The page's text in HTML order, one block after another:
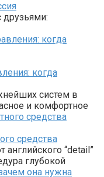
друзьями:
когда
систем в
и комфортное
средства
английского “detail”
глубокой